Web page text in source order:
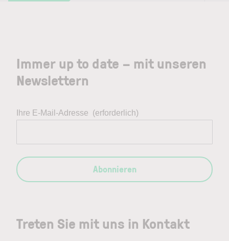
Treten Sie mit uns in Kontakt
Immer up to date – mit unseren
Newslettern
Ihre E-Mail-Adresse (erforderlich)
Abonnieren